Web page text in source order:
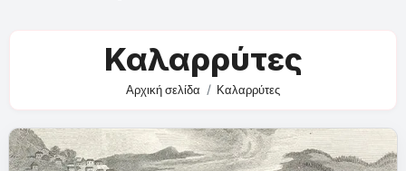
Καλαρρύτες
Αρχική σελίδα Καλαρρύτες